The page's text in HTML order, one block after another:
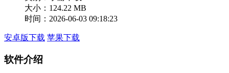
大小：124.22 MB
时间：2026-06-03 09:18:23
安卓版下载 苹果下载
软件介绍